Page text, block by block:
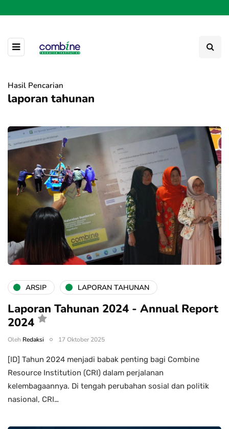
Hasil Pencarian
laporan tahunan
ARSIP LAPORAN TAHUNAN
Laporan Tahunan 2024 - Annual Report
2024
Oleh Redaksi 17 Oktober 2025
[ID] Tahun 2024 menjadi babak penting bagi Combine
Resource Institution (CRI) dalam perjalanan
kelembagaannya. Di tengah perubahan sosial dan politik
nasional, CRI…